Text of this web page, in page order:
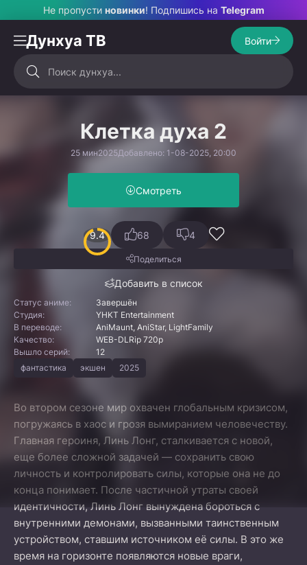
Не пропусти новинки! Подпишись на Telegram
Дунхуа ТВ Войти
Клетка духа 2
25 мин2025Добавлено: 1-08-2025, 20:00
Смотреть
9.4
Добавить в список
68 4
Поделиться
Статус аниме:
Завершён
Студия:
YHKT Entertainment
В переводе:
AniMaunt, AniStar, LightFamily
Качество:
WEB-DLRip 720p
Вышло серий:
12
фантастика
экшен 2025
Во втором сезоне мир охвачен глобальным кризисом,
погружаясь в хаос и грозя вымиранием человечеству.
Главная героиня, Линь Лонг, сталкивается с новой,
еще более сложной задачей — сохранить свою
личность и контролировать силы, которые она не до
конца понимает. После частичной утраты своей
идентичности, Линь Лонг вынуждена бороться с
внутренними демонами, вызванными таинственным
устройством, ставшим источником её силы. В это же
время на горизонте появляются новые враги,